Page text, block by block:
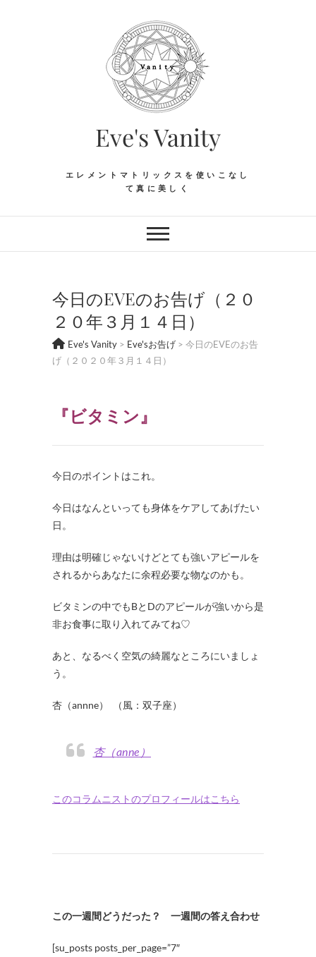
Eve's Vanity
エレメントマトリックスを使いこなし
て真に美しく
今日のEVEのお告げ（２０
２０年３月１４日）
Eve's Vanity > Eve'sお告げ > 今日のEVEのお告
げ（２０２０年３月１４日）
『ビタミン』
今日のポイントはこれ。
今日はなんといっても身体をケアしてあげたい
日。
理由は明確じゃないけどとても強いアピールを
されるからあなたに余程必要な物なのかも。
ビタミンの中でもBと Dのアピールが強いから是
非お食事に取り入れてみてね♡
あと、なるべく空気の綺麗なところにいましょ
う。
杏（annne） （風：双子座）
杏（anne）
このコラムニストのプロフィールはこちら
この一週間どうだった？ 一週間の答え合わせ
[su_posts posts_per_page=”7″